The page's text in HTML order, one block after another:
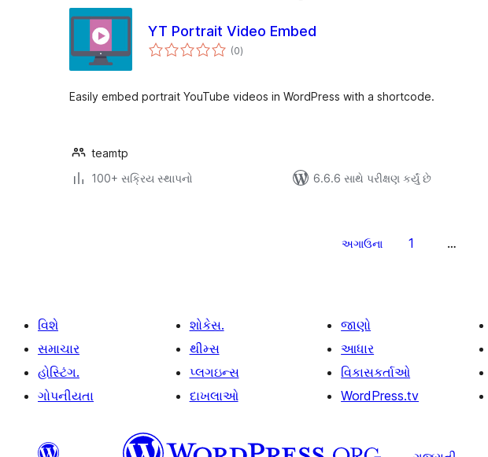
YT Portrait Video Embed
(0કુલ
રેટિંગ્સ
)
Easily embed portrait YouTube videos in WordPress with a shortcode.
teamtp
100+ સક્રિય સ્થાપનો
6.6.6 સાથે પરીક્ષણ કર્યું છે
અગાઉના 1 …
વિશે
સમાચાર
હોસ્ટિંગ.
ગોપનીયતા
શોકેસ.
થીમ્સ
પ્લગઇન્સ
દાખલાઓ
જાણો
આધાર
વિકાસકર્તાઓ
WordPress.tv